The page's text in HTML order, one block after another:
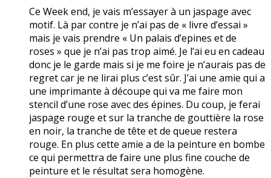
Ce Week end, je vais m’essayer à un jaspage avec
motif. Là par contre je n’ai pas de « livre d’essai »
mais je vais prendre « Un palais d’epines et de
roses » que je n’ai pas trop aimé. Je l’ai eu en cadeau
donc je le garde mais si je me foire je n’aurais pas de
regret car je ne lirai plus c’est sûr. J’ai une amie qui a
une imprimante à découpe qui va me faire mon
stencil d’une rose avec des épines. Du coup, je ferai
jaspage rouge et sur la tranche de gouttière la rose
en noir, la tranche de tête et de queue restera
rouge. En plus cette amie a de la peinture en bombe
ce qui permettra de faire une plus fine couche de
peinture et le résultat sera homogène.